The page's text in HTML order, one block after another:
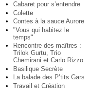
Cabaret pour s’entendre
Colette
Contes à la sauce Aurore
"Vous qui habitez le
temps"
Rencontre des maîtres :
Trilok Gurtu, Trio
Chemirani et Carlo Rizzo
Basilique Secrète
La balade des P’tits Gars
Travail et Création